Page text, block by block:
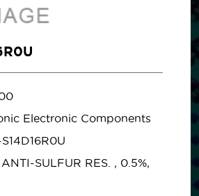
Electronic Components
ANTI-SULFUR RES. , 0.5%,